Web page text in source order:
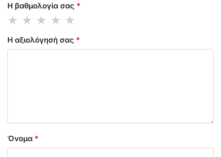
Η βαθμολογία σας *
Η αξιολόγησή σας *
Όνομα *